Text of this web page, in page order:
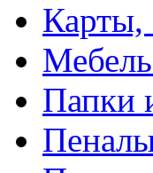
Карты,
Папки